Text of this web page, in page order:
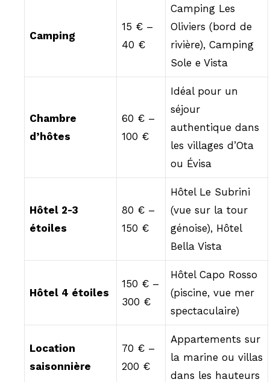
Camping
15 € –
40 €
Camping Les
Oliviers (bord de
rivière), Camping
Sole e Vista
Chambre
d’hôtes
60 € –
100 €
Idéal pour un
séjour
authentique dans
les villages d’Ota
ou Évisa
Hôtel 2-3
étoiles
80 € –
150 €
Hôtel Le Subrini
(vue sur la tour
génoise), Hôtel
Bella Vista
Hôtel 4 étoiles
150 € –
300 €
Hôtel Capo Rosso
(piscine, vue mer
spectaculaire)
Location
saisonnière
70 € –
200 €
Appartements sur
la marine ou villas
dans les hauteurs